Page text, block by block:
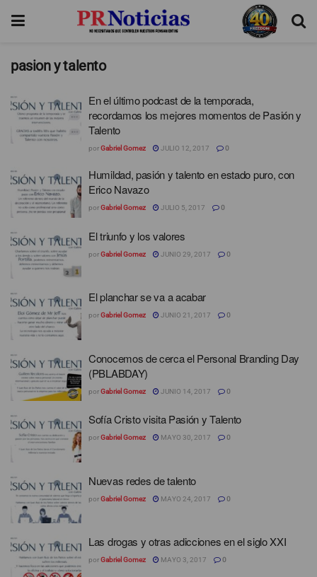
pasion y talento
En el último podcast de la temporada,
recordamos los mejores momentos de Pasión y
Talento
porGabriel Gomez JULIO 12, 2017 0
Humildad, pasión y talento en estado puro, con
Erico Navazo
porGabriel Gomez JULIO 5, 2017 0
El triunfo y los valores
porGabriel Gomez JUNIO 29, 2017 0
El planchar se va a acabar
porGabriel Gomez JUNIO 21, 2017 0
Conocemos de cerca el Personal Branding Day
(PBLABDAY)
porGabriel Gomez JUNIO 14, 2017 0
Sofía Cristo visita Pasión y Talento
porGabriel Gomez MAYO 30, 2017 0
Nuevas redes de talento
porGabriel Gomez MAYO 24, 2017 0
Las drogas y otras adicciones en el siglo XXI
porGabriel Gomez MAYO 3, 2017 0